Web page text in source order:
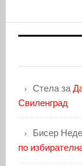
Стелаза
Свиленград
Бисер
по